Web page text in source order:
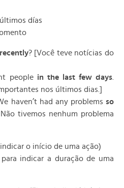
días
recently? [Você teve notícias do
people in the last few days
nos últimos dias.]
haven’t had any problems so
tivemos nenhum problema
o início de uma ação)
indicar a duração de uma